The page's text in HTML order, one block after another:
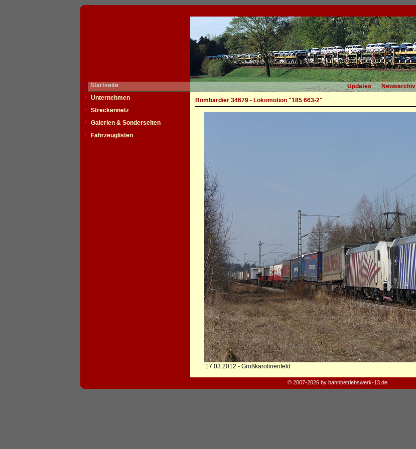
Startseite Updates Newsarchiv
Unternehmen
Streckennetz
Galerien & Sonderseiten
Fahrzeuglisten
Bombardier 34679 - Lokomotion "185 663-2"
17.03.2012 - Großkarolinenfeld
© 2007-2026 by bahnbetriebswerk-13.de